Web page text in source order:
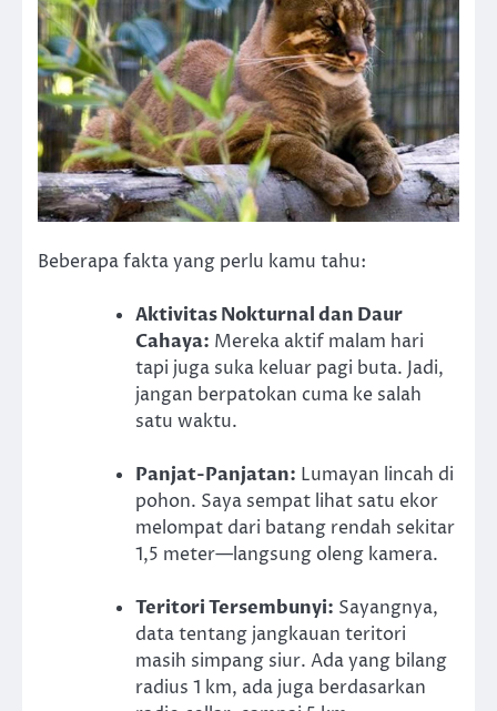
Beberapa fakta yang perlu kamu tahu:
Aktivitas Nokturnal dan Daur
Cahaya: Mereka aktif malam hari
tapi juga suka keluar pagi buta. Jadi,
jangan berpatokan cuma ke salah
satu waktu.
Panjat-Panjatan: Lumayan lincah di
pohon. Saya sempat lihat satu ekor
melompat dari batang rendah sekitar
1,5 meter—langsung oleng kamera.
Teritori Tersembunyi: Sayangnya,
data tentang jangkauan teritori
masih simpang siur. Ada yang bilang
radius 1 km, ada juga berdasarkan